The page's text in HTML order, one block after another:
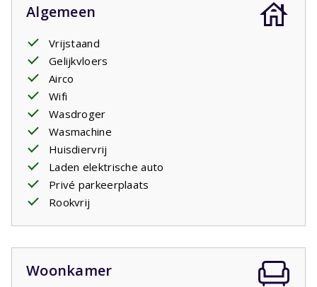
vakantiehuis kunnen de
Algemeen
Vrijstaand
Gelijkvloers
Airco
Wifi
Wasdroger
Wasmachine
Huisdiervrij
Laden elektrische auto
Privé parkeerplaats
Rookvrij
Woonkamer